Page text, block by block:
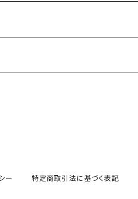
ー 特定商取引法に基づく表記